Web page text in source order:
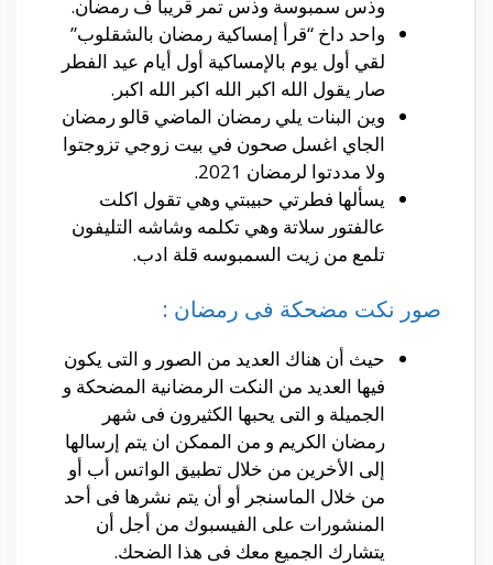
وذس سمبوسة وذس تمر قريبا ف رمضان.
واحد داخ “قرأ إمساكية رمضان بالشقلوب”
لقي أول يوم بالإمساكية أول أيام عيد الفطر
صار يقول الله اكبر الله اكبر الله اكبر.
وين البنات يلي رمضان الماضي قالو رمضان
الجاي اغسل صحون في بيت زوجي تزوجتوا
ولا مددتوا لرمضان 2021.
يسألھا فطرتي حبيبتي وهي تقول اكلت
عالفتور سلاتة وهي تكلمه وشاشه التليفون
تلمع من زيت السمبوسه قلة ادب.
صور نكت مضحكة فى رمضان :
حيث أن هناك العديد من الصور و التى يكون
فيها العديد من النكت الرمضانية المضحكة و
الجميلة و التى يحبها الكثيرون فى شهر
رمضان الكريم و من الممكن ان يتم إرسالها
إلى الأخرين من خلال تطبيق الواتس أب أو
من خلال الماسنجر أو أن يتم نشرها فى أحد
المنشورات على الفيسبوك من أجل أن
يتشارك الجميع معك فى هذا الضحك.